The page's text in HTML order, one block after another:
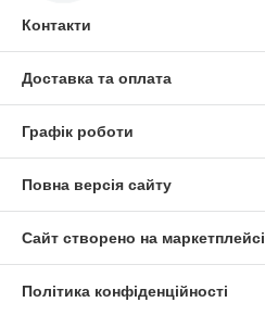
Контакти
Доставка та оплата
Графік роботи
Повна версія сайту
Сайт створено на маркетплейсі
Політика конфіденційності